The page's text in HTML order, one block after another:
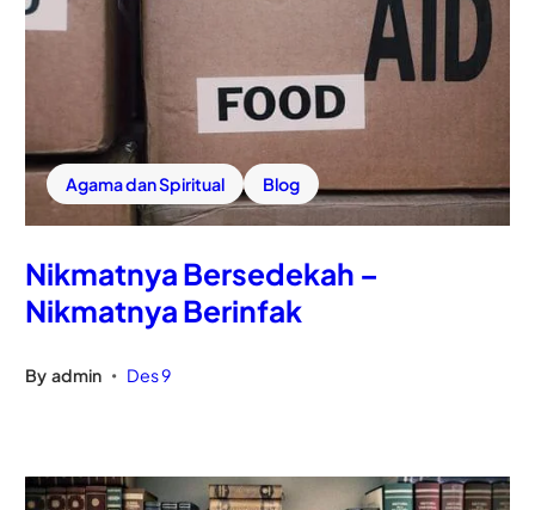
Agama dan Spiritual Blog
Nikmatnya Bersedekah –
Nikmatnya Berinfak
By admin • Des 9